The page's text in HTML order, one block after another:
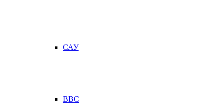
САУ
ВВС